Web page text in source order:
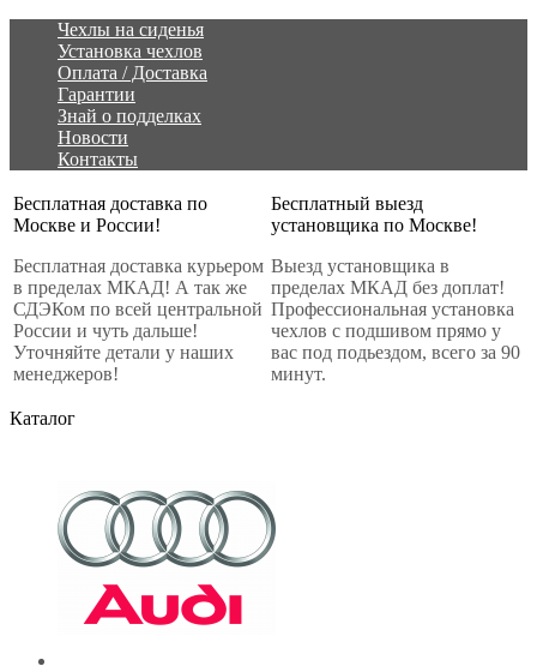
Чехлы на сиденья
Установка чехлов
Оплата / Доставка
Гарантии
Знай о подделках
Новости
Контакты
Бесплатная доставка по
Москве и России!
Бесплатная доставка курьером
в пределах МКАД! А так же
СДЭКом по всей центральной
России и чуть дальше!
Уточняйте детали у наших
менеджеров!
Бесплатный выезд
установщика по Москве!
Выезд установщика в
пределах МКАД без доплат!
Профессиональная установка
чехлов с подшивом прямо у
вас под подьездом, всего за 90
минут.
Каталог